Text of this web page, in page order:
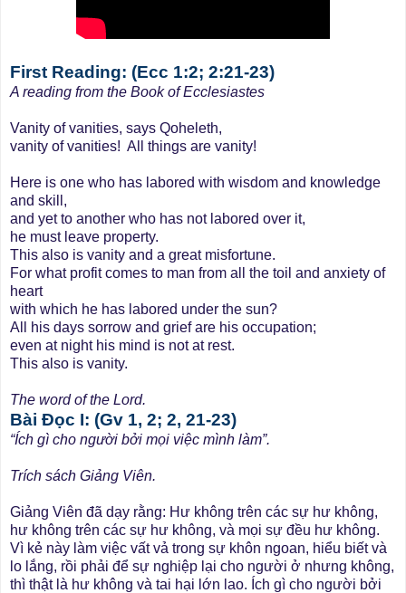
First Reading: (Ecc 1:2; 2:21-23)
A reading from the Book of Ecclesiastes
Vanity of vanities, says Qoheleth,
vanity of vanities! All things are vanity!
Here is one who has labored with wisdom and knowledge
and skill,
and yet to another who has not labored over it,
he must leave property.
This also is vanity and a great misfortune.
For what profit comes to man from all the toil and anxiety of
heart
with which he has labored under the sun?
All his days sorrow and grief are his occupation;
even at night his mind is not at rest.
This also is vanity.
The word of the Lord.
Bài Ðọc I: (Gv 1, 2; 2, 21-23)
“Ích gì cho người bởi mọi việc mình làm”.
Trích sách Giảng Viên.
Giảng Viên đã dạy rằng: Hư không trên các sự hư không,
hư không trên các sự hư không, và mọi sự đều hư không.
Vì kẻ này làm việc vất vả trong sự khôn ngoan, hiểu biết và
lo lắng, rồi phải để sự nghiệp lại cho người ở nhưng không,
thì thật là hư không và tai hại lớn lao. Ích gì cho người bởi